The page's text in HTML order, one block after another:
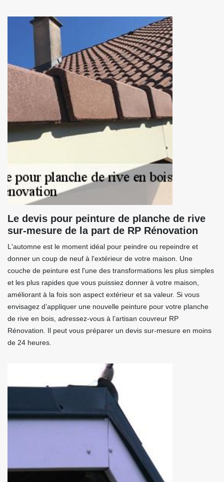
Le devis pour peinture de planche de rive
sur-mesure de la part de RP Rénovation
L'automne est le moment idéal pour peindre ou repeindre et
donner un coup de neuf à l'extérieur de votre maison. Une
couche de peinture est l'une des transformations les plus simples
et les plus rapides que vous puissiez donner à votre maison,
améliorant à la fois son aspect extérieur et sa valeur. Si vous
envisagez d’appliquer une nouvelle peinture pour votre planche
de rive en bois, adressez-vous à l’artisan couvreur RP
Rénovation. Il peut vous préparer un devis sur-mesure en moins
de 24 heures.